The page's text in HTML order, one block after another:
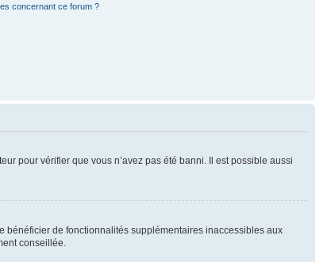
concernant ce forum ?
pour vérifier que vous n’avez pas été banni. Il est possible aussi
bénéficier de fonctionnalités supplémentaires inaccessibles aux
conseillée.